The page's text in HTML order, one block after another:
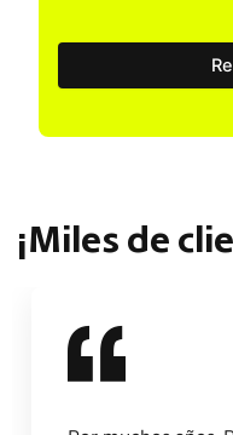
¡Miles de